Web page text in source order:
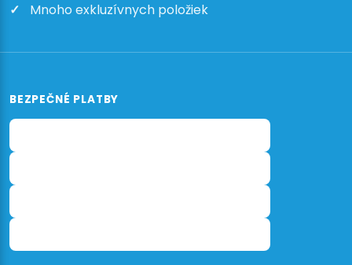
Mnoho exkluzívnych položiek
BEZPEČNÉ PLATBY